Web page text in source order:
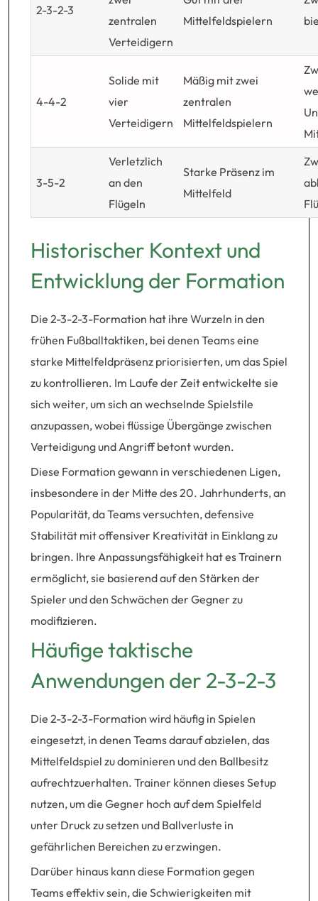
2-3-2-3
zentralen
Verteidigern
Mittelfeldspielern
4-4-2
Solide mit
vier
Verteidigern
Mäßig mit zwei
zentralen
Mittelfeldspielern
3-5-2
Verletzlich
an den
Flügeln
Starke Präsenz im
Mittelfeld
Historischer Kontext und
Entwicklung der Formation
Die 2-3-2-3-Formation hat ihre Wurzeln in den
frühen Fußballtaktiken, bei denen Teams eine
starke Mittelfeldpräsenz priorisierten, um das Spiel
zu kontrollieren. Im Laufe der Zeit entwickelte sie
sich weiter, um sich an wechselnde Spielstile
anzupassen, wobei flüssige Übergänge zwischen
Verteidigung und Angriff betont wurden.
Diese Formation gewann in verschiedenen Ligen,
insbesondere in der Mitte des 20. Jahrhunderts, an
Popularität, da Teams versuchten, defensive
Stabilität mit offensiver Kreativität in Einklang zu
bringen. Ihre Anpassungsfähigkeit hat es Trainern
ermöglicht, sie basierend auf den Stärken der
Spieler und den Schwächen der Gegner zu
modifizieren.
Häufige taktische
Anwendungen der 2-3-2-3
Die 2-3-2-3-Formation wird häufig in Spielen
eingesetzt, in denen Teams darauf abzielen, das
Mittelfeldspiel zu dominieren und den Ballbesitz
aufrechtzuerhalten. Trainer können dieses Setup
nutzen, um die Gegner hoch auf dem Spielfeld
unter Druck zu setzen und Ballverluste in
gefährlichen Bereichen zu erzwingen.
Darüber hinaus kann diese Formation gegen
Teams effektiv sein, die Schwierigkeiten mit